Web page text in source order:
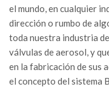
el mundo, en cualquier
dirección o rumbo de
toda nuestra industria
válvulas de aerosol, y
en la fabricación de sus
el concepto del sistema